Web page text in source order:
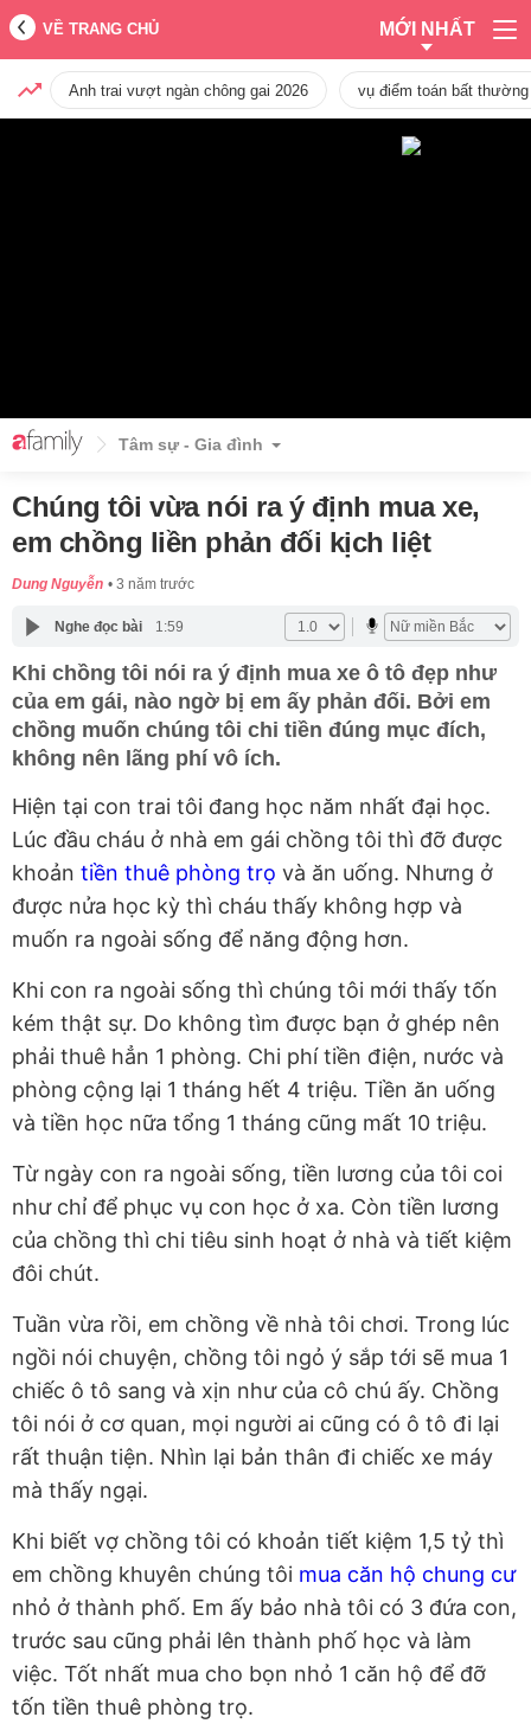
VỀ TRANG CHỦ MỚI NHẤT
Anh trai vượt ngàn chông gai 2026 vụ điểm toán bất
Tâm sự - Gia đình
Chúng tôi vừa nói ra ý định mua xe,
em chồng liền phản đối kịch liệt
Dung Nguyễn 3 năm trước
Nghe đọc bài 1:59
Khi chồng tôi nói ra ý định mua xe ô tô đẹp như
của em gái, nào ngờ bị em ấy phản đối. Bởi em
chồng muốn chúng tôi chi tiền đúng mục đích,
không nên lãng phí vô ích.
Hiện tại con trai tôi đang học năm nhất đại học.
Lúc đầu cháu ở nhà em gái chồng tôi thì đỡ được
khoản tiền thuê phòng trọ và ăn uống. Nhưng ở
được nửa học kỳ thì cháu thấy không hợp và
muốn ra ngoài sống để năng động hơn.
Khi con ra ngoài sống thì chúng tôi mới thấy tốn
kém thật sự. Do không tìm được bạn ở ghép nên
phải thuê hẳn 1 phòng. Chi phí tiền điện, nước và
phòng cộng lại 1 tháng hết 4 triệu. Tiền ăn uống
và tiền học nữa tổng 1 tháng cũng mất 10 triệu.
Từ ngày con ra ngoài sống, tiền lương của tôi coi
như chỉ để phục vụ con học ở xa. Còn tiền lương
của chồng thì chi tiêu sinh hoạt ở nhà và tiết kiệm
đôi chút.
Tuần vừa rồi, em chồng về nhà tôi chơi. Trong lúc
ngồi nói chuyện, chồng tôi ngỏ ý sắp tới sẽ mua 1
chiếc ô tô sang và xịn như của cô chú ấy. Chồng
tôi nói ở cơ quan, mọi người ai cũng có ô tô đi lại
rất thuận tiện. Nhìn lại bản thân đi chiếc xe máy
mà thấy ngại.
Khi biết vợ chồng tôi có khoản tiết kiệm 1,5 tỷ thì
em chồng khuyên chúng tôi mua căn hộ chung cư
nhỏ ở thành phố. Em ấy bảo nhà tôi có 3 đứa con,
trước sau cũng phải lên thành phố học và làm
việc. Tốt nhất mua cho bọn nhỏ 1 căn hộ để đỡ
tốn tiền thuê phòng trọ.